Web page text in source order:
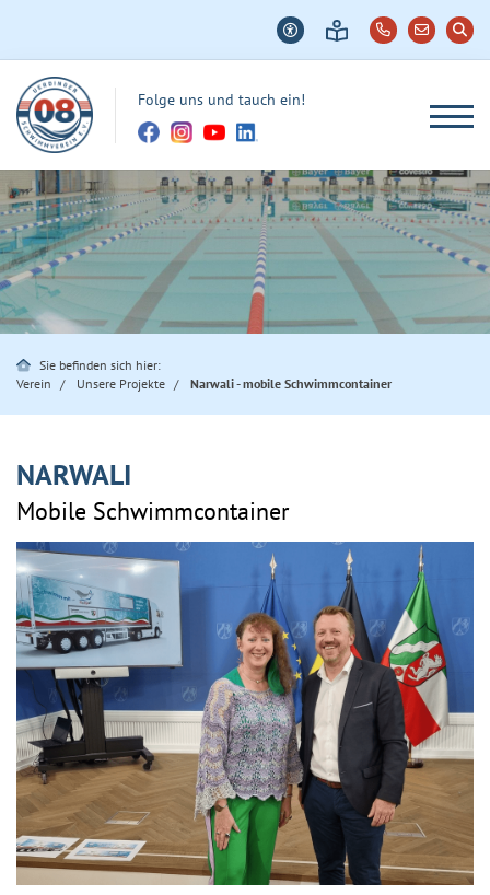
Folge uns und tauch ein!
Sie befinden sich hier:
Verein
Unsere Projekte Narwali - mobile Schwimmcontainer
NARWALI
Mobile Schwimmcontainer